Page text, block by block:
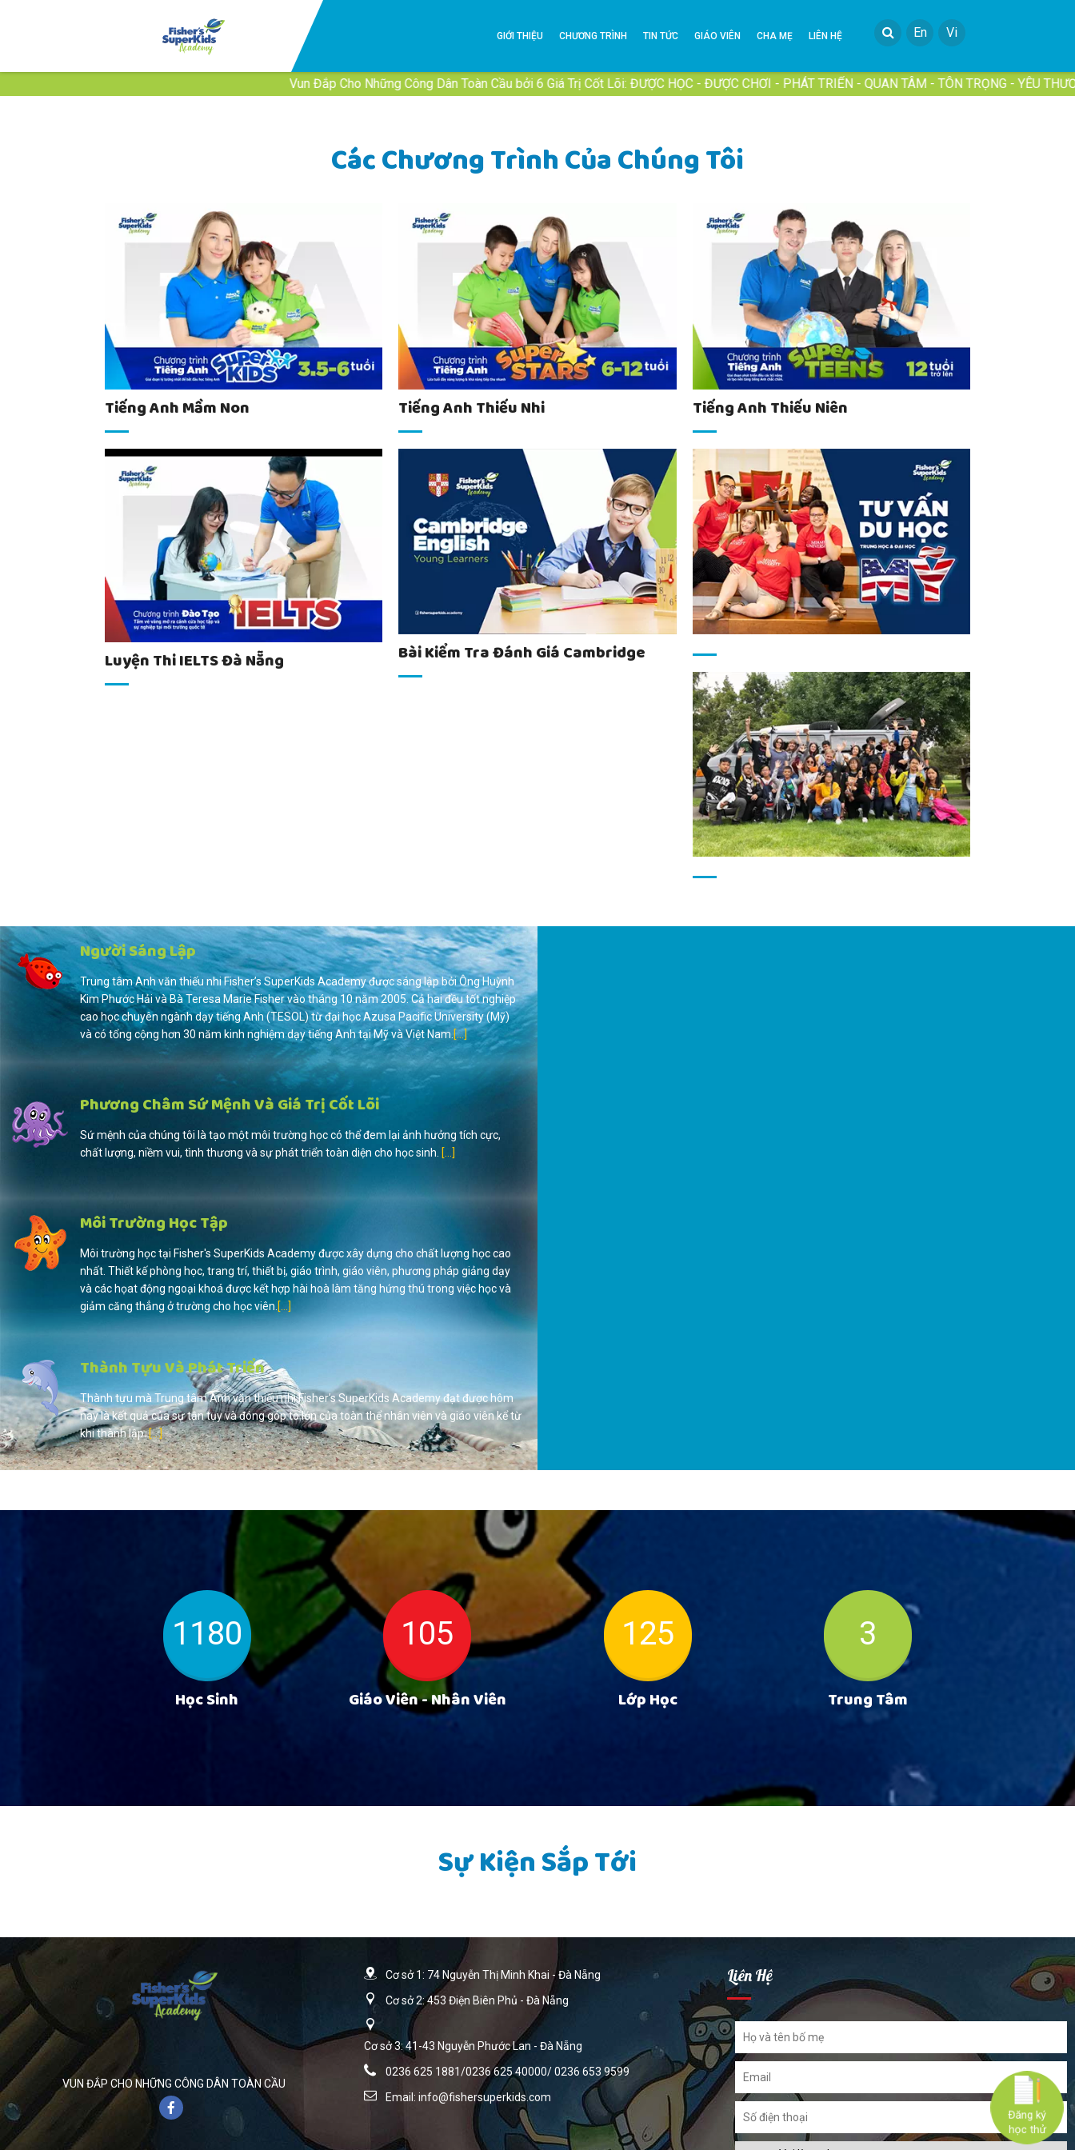
GIỚI THIỆU CHƯƠNG TRÌNH TIN TỨC GIÁO VIÊN CHA MẸ LIÊN HỆ En Vi
Vun Đắp Cho Những Công Dân Toàn Cầu bởi 6 Giá Trị Cốt Lõi: ĐƯỢC HỌC - ĐƯỢC CHƠI - PHÁT TRIỂN - QUAN TÂM - TÔN TRỌNG - YÊU THƯƠNG
Các Chương Trình Của Chúng Tôi
Tiếng Anh Mầm Non Tiếng Anh Thiếu Nhi Tiếng Anh Thiếu Niên
Luyện Thi IELTS Đà Nẵng Bài Kiểm Tra Đánh Giá Cambridge
Người Sáng Lập
Trung tâm Anh văn thiếu nhi Fisher’s SuperKidsAcademyđược sáng lập bởi Ông Huỳnh
Kim Phước Hải và Bà Teresa Marie Fisher vào tháng 10 năm 2005. Cả hai đều tốt nghiệp
cao học chuyên ngành dạy tiếng Anh (TESOL) từ đại học Azusa Pacific University (Mỹ)
và có tổng cộng hơn 30 năm kinh nghiệm dạy tiếng Anh tại Mỹ và Việt Nam.[...]
Phương Châm Sứ Mệnh Và Giá Trị Cốt Lõi
Sứ mệnh của chúng tôi là tạo một môi trường học có thể đem lại ảnh hưởng tích cực,
chất lượng, niềm vui, tình thương và sự phát triển toàn diện cho học sinh. [...]
Môi Trường Học Tập
Môi trường học tại Fisher's SuperKids Academy được xây dựng cho chất lượng học cao
nhất. Thiết kế phòng học, trang trí, thiết bị, giáo trình, giáo viên, phương pháp giảng dạy
và các họat động ngoại khoá được kết hợp hài hoà làm tăng hứng thú trong việc học và
giảm căng thẳng ở trường cho học viên.[...]
Thành Tựu Và Phát Triển
Thành tựu mà Trung tâm Anh văn thiếu nhi Fisher’s SuperKids Academyđạt được hôm
nay là kết quả của sự tận tụy và đóng góp to lớn của toàn thể nhân viên và giáo viên kể từ
khi thành lập.[...]
1180
Học Sinh
105
Giáo Viên - Nhân Viên
125
Lớp Học
3
Trung Tâm
Sự Kiện Sắp Tới
Đăng ký
học thử
VUN ĐẮP CHO NHỮNG CÔNG DÂN TOÀN CẦU
Cơ sở 1: 74 Nguyễn Thị Minh Khai - Đà Nẵng
Cơ sở 2: 453 Điện Biên Phủ - Đà Nẵng
Cơ sở 3: 41-43 Nguyễn Phước Lan - Đà Nẵng
0236 625 1881/0236 625 40000/ 0236 653 9599
Email: info@fishersuperkids.com
Liên Hệ